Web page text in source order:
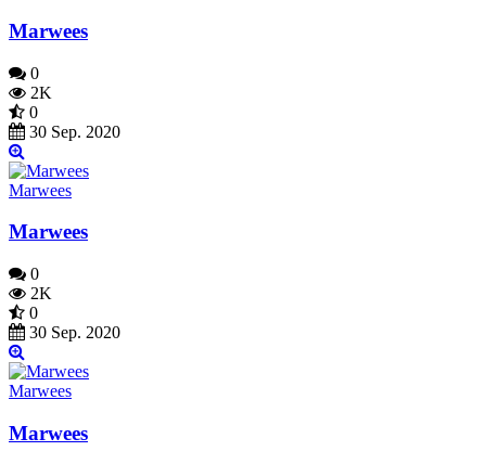
Marwees
0
2K
0
30 Sep. 2020
Marwees
Marwees
0
2K
0
30 Sep. 2020
Marwees
Marwees